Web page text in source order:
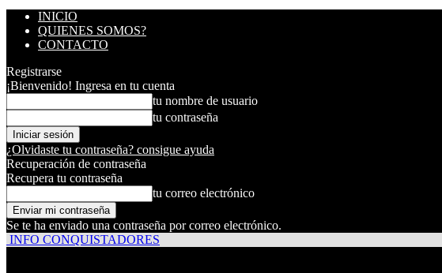
INICIO
QUIENES SOMOS?
CONTACTO
Registrarse
¡Bienvenido! Ingresa en tu cuenta
tu nombre de usuario
tu contraseña
¿Olvidaste tu contraseña? consigue ayuda
Recuperación de contraseña
Recupera tu contraseña
tu correo electrónico
Se te ha enviado una contraseña por correo electrónico.
INFO CONQUISTADORES